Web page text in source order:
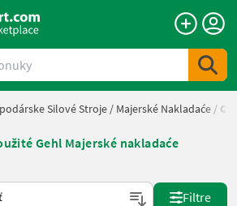
Silové Stroje / Majerské Nakladaće /
Gehl Majerské nakladaće
na Landwirt.com
Filtre